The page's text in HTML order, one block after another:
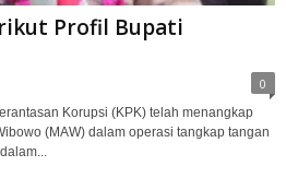
Profil Bupati
0
Korupsi (KPK) telah menangkap
(MAW) dalam operasi tangkap tangan